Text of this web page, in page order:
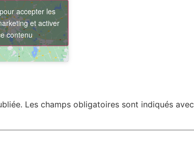
accepter les
et activer
contenu
Les champs obligatoires sont indiqués avec